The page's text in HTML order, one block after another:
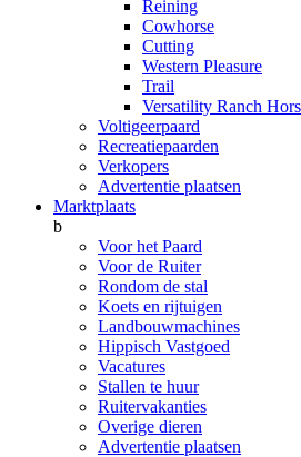
Reining
Cowhorse
Cutting
Western Pleasure
Trail
Versatility Ranch
Voltigeerpaard
Recreatiepaarden
Verkopers
Advertentie plaatsen
Marktplaats
b
Voor het Paard
Voor de Ruiter
Rondom de stal
Koets en rijtuigen
Landbouwmachines
Hippisch Vastgoed
Vacatures
Stallen te huur
Ruitervakanties
Overige dieren
Advertentie plaatsen